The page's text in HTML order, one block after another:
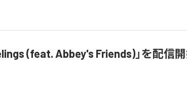
(feat. Abbey's Friends)」を配信